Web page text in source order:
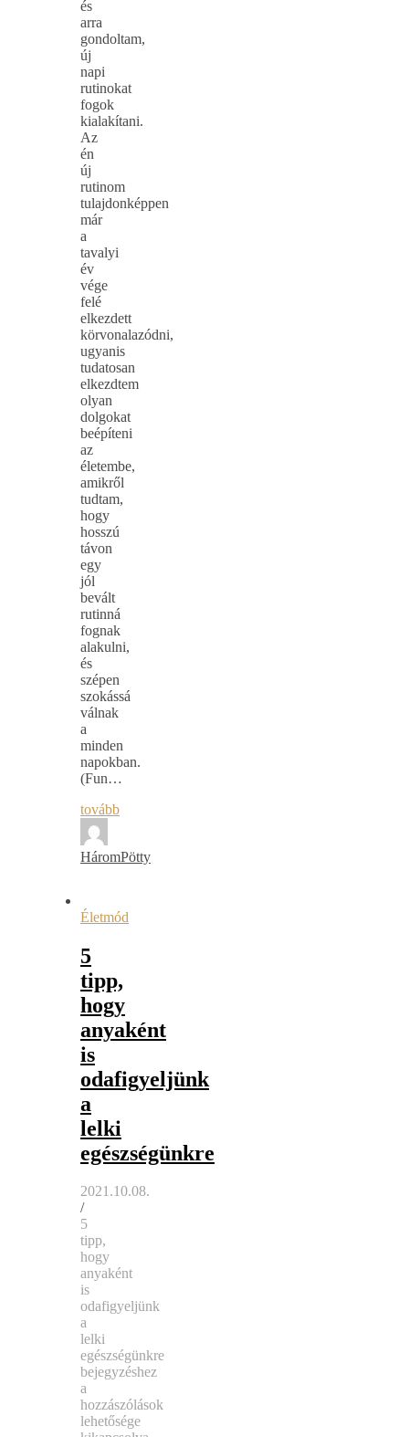
és
arra
gondoltam,
új
napi
rutinokat
fogok
kialakítani.
Az
én
új
rutinom
tulajdonképpen
már
a
tavalyi
év
vége
felé
elkezdett
körvonalazódni,
ugyanis
tudatosan
elkezdtem
olyan
dolgokat
beépíteni
az
életembe,
amikről
tudtam,
hogy
hosszú
távon
egy
jól
bevált
rutinná
fognak
alakulni,
és
szépen
szokássá
válnak
a
minden
napokban.
(Fun…
tovább
HáromPötty
Életmód
5
tipp,
hogy
anyaként
is
odafigyeljünk
a
lelki
egészségünkre
2021.10.08.
/
5
tipp,
hogy
anyaként
is
odafigyeljünk
a
lelki
egészségünkre
bejegyzéshez
a
hozzászólások
lehetősége